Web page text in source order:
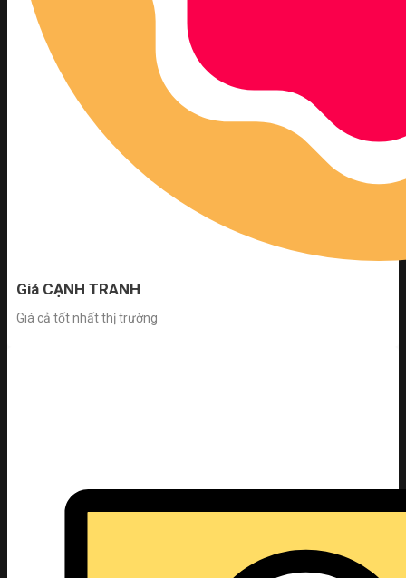
Giá CẠNH TRANH
Giá cả tốt nhất thị trường